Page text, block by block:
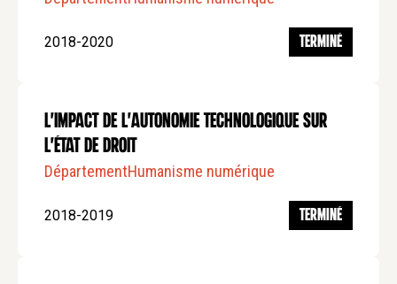
2018-2020 TERMINÉ
L'impact de l'autonomie technologique sur
l'État de droit
DépartementHumanisme numérique
2018-2019 TERMINÉ